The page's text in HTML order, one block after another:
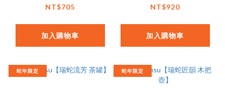
NT$705
加入購物車
NT$920
加入購物車
蛇年限定 蛇年限定